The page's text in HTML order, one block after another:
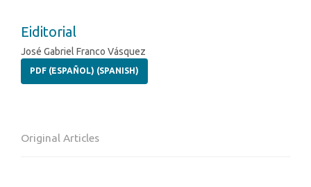
Eiditorial
José Gabriel Franco Vásquez
PDF (ESPAÑOL) (SPANISH)
Original Articles